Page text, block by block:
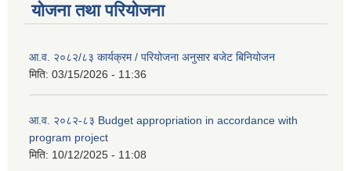
योजना तथा परियोजना
आ.व. २०८२/८३ कार्यक्रम / परियोजना अनुसार बजेट बिनियोजन
मिति: 03/15/2026 - 11:36
आ.व. २०८२-८३ Budget appropriation in accordance with
program project
मिति: 10/12/2025 - 11:08